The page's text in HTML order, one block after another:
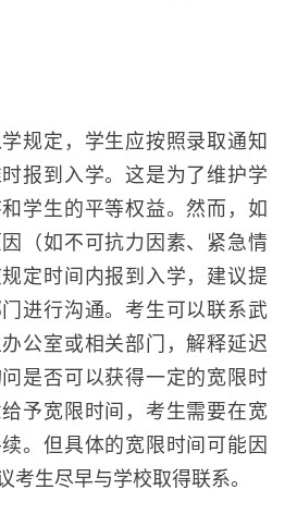
定，学生应按照录取通知
报到入学。这是为了维护学
学生的平等权益。然而，如
（如不可抗力因素、紧急情
定时间内报到入学，建议提
进行沟通。考生可以联系武
公室或相关部门，解释延迟
是否可以获得一定的宽限时
予宽限时间，考生需要在宽
。但具体的宽限时间可能因
考生尽早与学校取得联系。